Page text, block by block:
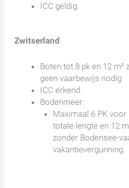
ICC geldig.
Zwitserland
Boten tot 8 pk en 12 m²
geen vaarbewijs nodig
ICC erkend.
Bodenmeer:
Maximaal 6 PK
totale lengte en 12
zonder Bodensee-
vakantievergunning.